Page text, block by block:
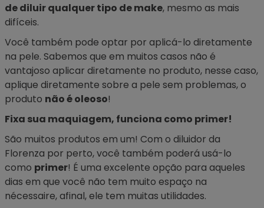
de diluir qualquer tipo de make, mesmo as mais
difíceis.
Você também pode optar por aplicá-lo diretamente
na pele. Sabemos que em muitos casos não é
vantajoso aplicar diretamente no produto, nesse caso,
aplique diretamente sobre a pele sem problemas, o
produto não é oleoso!
Fixa sua maquiagem, funciona como primer!
São muitos produtos em um! Com o diluidor da
Florenza por perto, você também poderá usá-lo
como primer! É uma excelente opção para aqueles
dias em que você não tem muito espaço na
nécessaire, afinal, ele tem muitas utilidades.